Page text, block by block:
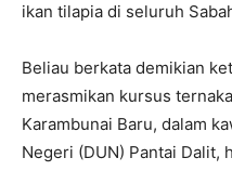
ikan tilapia di seluruh
Beliau berkata demikian
merasmikan kursus
Karambunai Baru, dalam
Negeri (DUN) Pantai Dalit,